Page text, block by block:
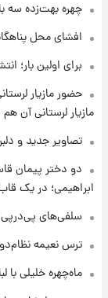
چهره بهت‌زده سه
افشای محل
برای اولین بار؛
حضور مازیار
مازیار لرستانی آن
تصاویر جدید و
دو دختر پیمان
ابراهیمی؛ در یک
سلفی‌های پی‌درپی
ترس نعیمه
ماه‌چهره خلیلی با